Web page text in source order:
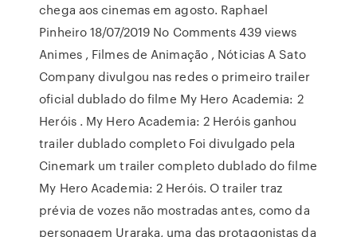
chega aos cinemas em agosto. Raphael
Pinheiro 18/07/2019 No Comments 439 views
Animes , Filmes de Animação , Nóticias A Sato
Company divulgou nas redes o primeiro trailer
oficial dublado do filme My Hero Academia: 2
Heróis . My Hero Academia: 2 Heróis ganhou
trailer dublado completo Foi divulgado pela
Cinemark um trailer completo dublado do filme
My Hero Academia: 2 Heróis. O trailer traz
prévia de vozes não mostradas antes, como da
personagem Uraraka, uma das protagonistas da